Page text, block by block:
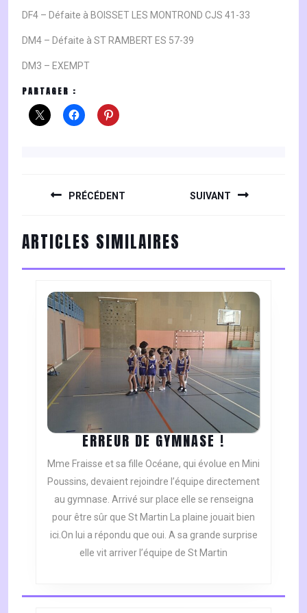
DF4 – Défaite à BOISSET LES MONTROND CJS 41-33
DM4 – Défaite à ST RAMBERT ES 57-39
DM3 – EXEMPT
PARTAGER :
PRÉCÉDENT
post:
SUIVANT
post:
ARTICLES SIMILAIRES
ERREUR DE GYMNASE !ERREUR
DE
GYMNASE
!
Mme Fraisse et sa fille Océane, qui évolue en Mini
Poussins, devaient rejoindre l’équipe directement
au gymnase. Arrivé sur place elle se renseigna
pour être sûr que St Martin La plaine jouait bien
ici.On lui a répondu que oui. A sa grande surprise
elle vit arriver l’équipe de St Martin